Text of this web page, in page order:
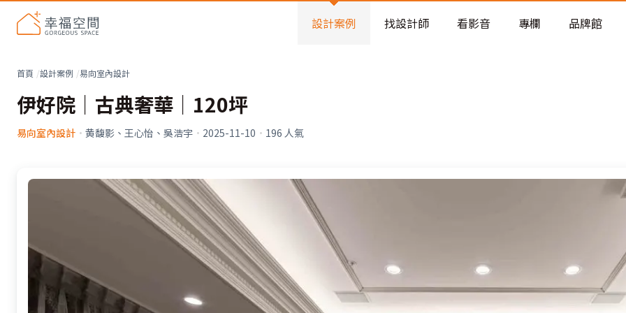
老屋預算分配與高 CP 值煥新術
設計案例 找設計師 看影音 專欄 品牌館
首頁 設計案例 易向室內設計
伊好院｜古典奢華｜120坪
易向室內設計 · 黄馥影、王心怡、吳浩宇 · 2025-11-10 · 196 人氣